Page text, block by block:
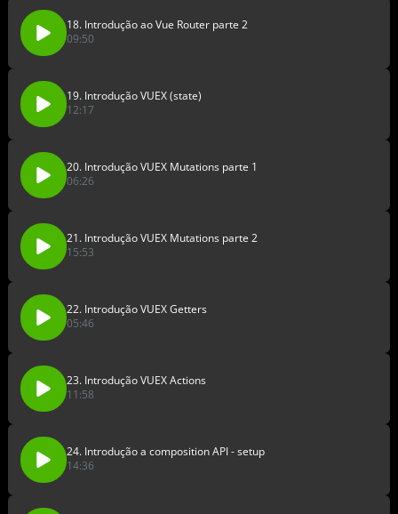
18. Introdução ao Vue Router parte 2
09:50
19. Introdução VUEX (state)
12:17
20. Introdução VUEX Mutations parte 1
06:26
21. Introdução VUEX Mutations parte 2
15:53
22. Introdução VUEX Getters
05:46
23. Introdução VUEX Actions
11:58
24. Introdução a composition API - setup
14:36